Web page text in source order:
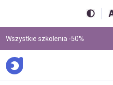
Wszystkie szkolenia -50%